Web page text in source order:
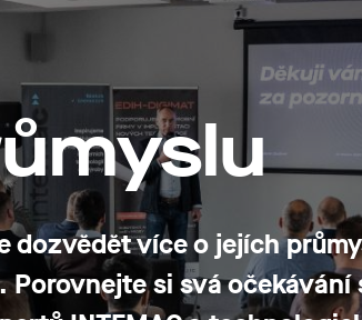
dozvědětvíce o jejích
Porovnejte si svá